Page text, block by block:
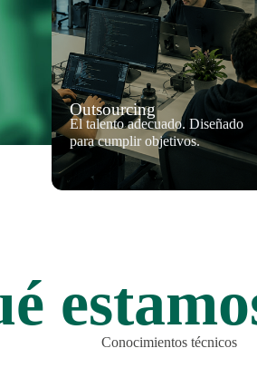
Outsourcing
El talento adecuado. Diseñado
para cumplir objetivos.
Conocimientos técnicos